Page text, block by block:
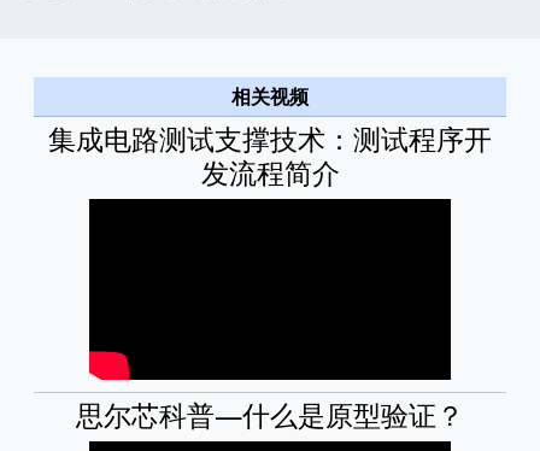
相关视频
集成电路测试支撑技术：测试程序开
发流程简介
思尔芯科普—什么是原型验证？